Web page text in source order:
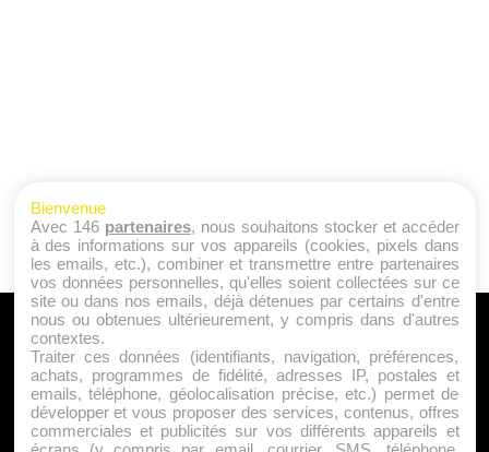
A PROPOS
Qui sommes nous ?
Mentions Légales
Publicité
Bienvenue
Avec 146 partenaires, nous souhaitons stocker et accéder
à des informations sur vos appareils (cookies, pixels dans
les emails, etc.), combiner et transmettre entre partenaires
vos données personnelles, qu'elles soient collectées sur ce
site ou dans nos emails, déjà détenues par certains d'entre
nous ou obtenues ultérieurement, y compris dans d'autres
contextes.
Traiter ces données (identifiants, navigation, préférences,
achats, programmes de fidélité, adresses IP, postales et
emails, téléphone, géolocalisation précise, etc.) permet de
développer et vous proposer des services, contenus, offres
commerciales et publicités sur vos différents appareils et